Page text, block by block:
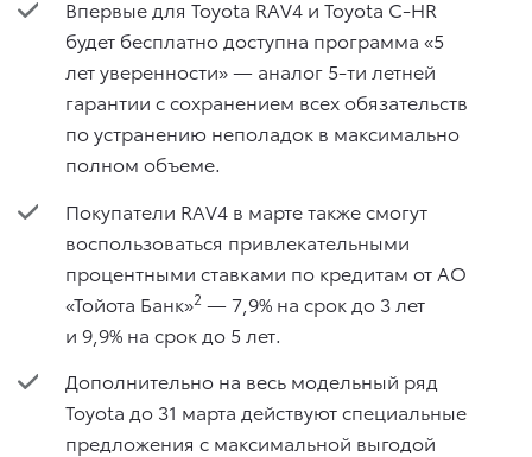
Впервые для Toyota RAV4 и Toyota C-HR
будет бесплатно доступна программа «5
лет уверенности» — аналог 5-ти летней
гарантии с сохранением всех обязательств
по устранению неполадок в максимально
полном объеме.
Покупатели RAV4 в марте также смогут
воспользоваться привлекательными
процентными ставками по кредитам от АО
«Тойота Банк»2 — 7,9% на срок до 3 лет
и 9,9% на срок до 5 лет.
Дополнительно на весь модельный ряд
Toyota до 31 марта действуют специальные
предложения с максимальной выгодой